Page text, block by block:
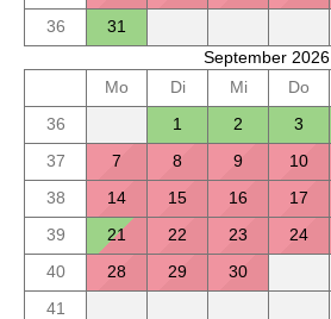
36
31
September 2026
Mo
Di Mi Do
36
1 2 3
37
7 8 9 10
38
14 15 16 17
39
21 22 23 24
40
28 29
30
41